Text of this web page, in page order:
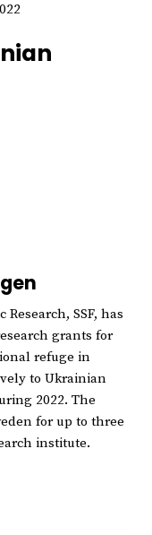
SSF, has
grants for
refuge in
to Ukrainian
2022. The
for up to three
institute.